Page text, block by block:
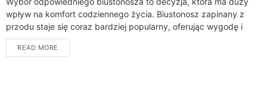
wpływ na komfort codziennego życia. Biustonosz zapinany z
przodu staje się coraz bardziej popularny, oferując wygodę i
funkcjonalność, których oczekują kobiety na...
READ MORE